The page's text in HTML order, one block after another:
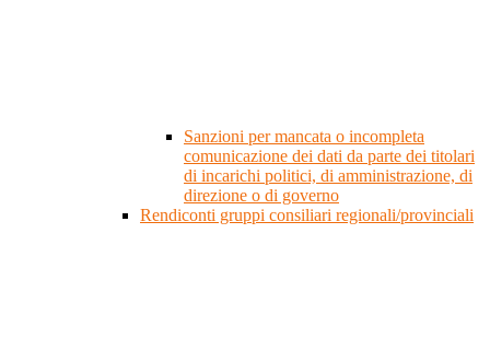
Sanzioni per mancata o incompleta
comunicazione dei dati da parte dei titolari
di incarichi politici, di amministrazione, di
direzione o di governo
Rendiconti gruppi consiliari regionali/provinciali